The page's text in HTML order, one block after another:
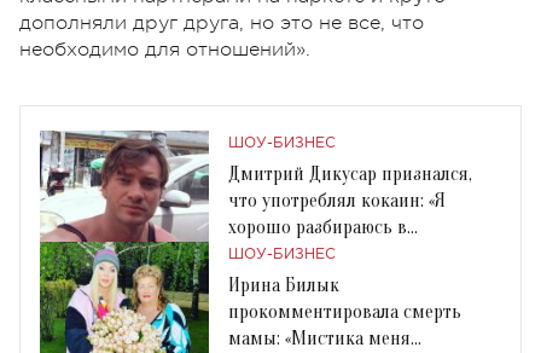
дополняли друг друга, но это не все, что
необходимо для отношений».
ШОУ-БИЗНЕС
Дмитрий Дикусар признался,
что употреблял кокаин: «Я
хорошо разбираюсь в
психотропных препаратах»
ШОУ-БИЗНЕС
Ирина Билык
прокомментировала смерть
мамы: «Мистика меня